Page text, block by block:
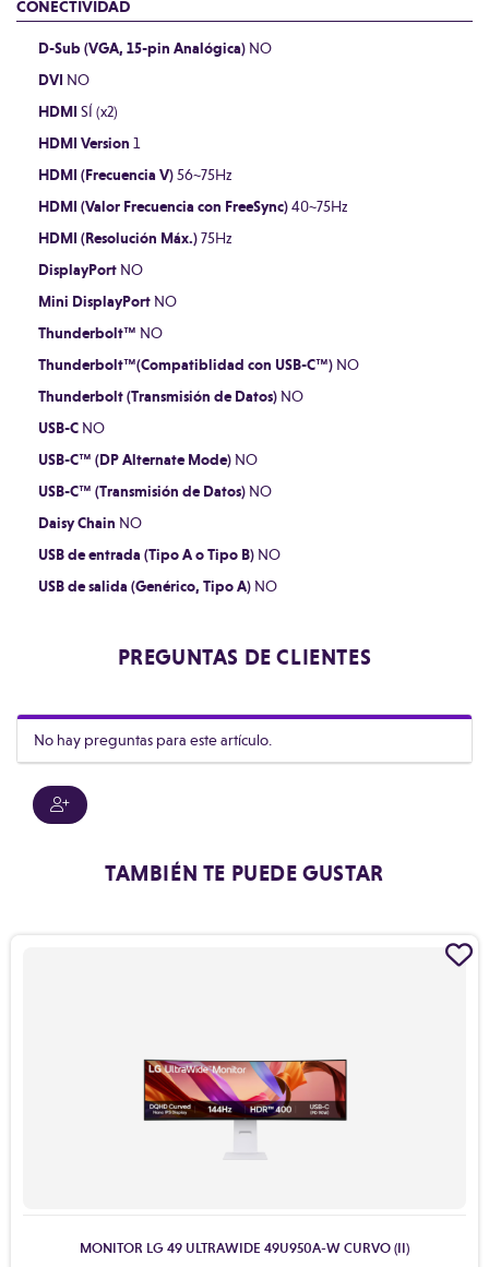
CONECTIVIDAD
D-Sub (VGA, 15-pin Analógica)NO
DVI NO
HDMI SÍ (x2)
HDMI Version 1
HDMI (Frecuencia V)56~75Hz
HDMI (Valor Frecuencia con FreeSync)40~75Hz
HDMI (Resolución Máx.)75Hz
DisplayPortNO
Mini DisplayPortNO
Thunderbolt™ NO
Thunderbolt™(Compatiblidad con USB-C™)NO
Thunderbolt (Transmisión de Datos)NO
USB-CNO
USB-C™ (DP Alternate Mode)NO
USB-C™ (Transmisión de Datos)NO
Daisy Chain NO
USB de entrada (Tipo A o Tipo B)NO
USB de salida (Genérico, Tipo A)NO
PREGUNTAS DE CLIENTES
No hay preguntas para este artículo.
TAMBIÉN TE PUEDE GUSTAR
MONITOR LG 49 ULTRAWIDE 49U950A-W CURVO (II)